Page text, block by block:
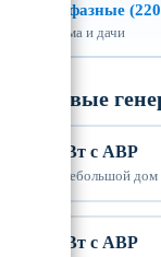
Однофазные
для дома и дачи
Газовые
4-5 кВт с АВР
дача, небольшой дом
8-9 кВт с АВР